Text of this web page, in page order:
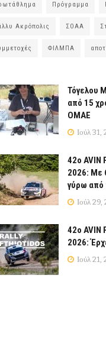
Πρόγραμμα
Ακρόπολις ΣΟΑΑ
ΦΙΛΜΠΑ
Τόγελου
από 15
ΟΜΑΕ
Ιούλ 31,
42ο AVIN
2026: Με
γύρω από
Ιούλ 29,
42ο AVIN
2026:
Ιούλ 21,